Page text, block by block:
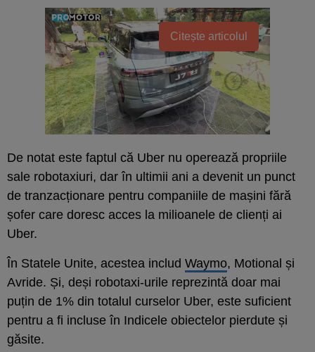
Citește articolul
De notat este faptul că Uber nu operează propriile
sale robotaxiuri, dar în ultimii ani a devenit un punct
de tranzacționare pentru companiile de mașini fără
șofer care doresc acces la milioanele de clienți ai
Uber.
În Statele Unite, acestea includ Waymo, Motional și
Avride. Și, deși robotaxi-urile reprezintă doar mai
puțin de 1% din totalul curselor Uber, este suficient
pentru a fi incluse în Indicele obiectelor pierdute și
găsite.